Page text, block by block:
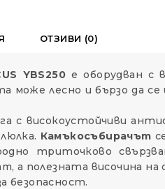
ОТЗИВИ (0)
YBS250 е оборудван с
лесно и бързо да се
с високоустойчиви
Камъкосъбирачът
триточково
а полезната височина
безопасност.